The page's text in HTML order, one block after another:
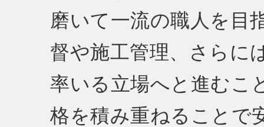
磨いて一流の職人を目
督や施工管理、さらに
率いる立場へと進むこ
格を積み重ねることで